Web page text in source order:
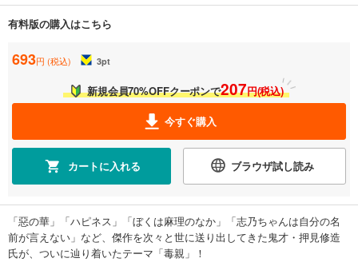
有料版の購入はこちら
693円 (税込) 3pt
新規会員70%OFFクーポンで207円(税込)
今すぐ購入
カートに入れる ブラウザ試し読み
「惡の華」「ハピネス」「ぼくは麻理のなか」「志乃ちゃんは自分の名
前が言えない」など、傑作を次々と世に送り出してきた鬼才・押見修造
氏が、ついに辿り着いたテーマ「毒親」！